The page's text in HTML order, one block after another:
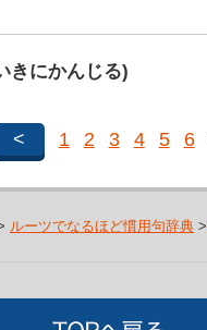
きにかんじる)
< 1 2 3 4 5 6
ルーツでなるほど慣用句辞典>